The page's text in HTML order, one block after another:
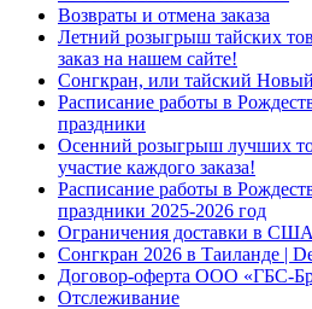
Возвраты и отмена заказа
Летний розыгрыш тайских
заказ на нашем сайте!
Сонгкран, или тайский
Расписание работы в
праздники
Осенний розыгрыш лучших
участие каждого заказа!
Расписание работы в
праздники 2025-2026 год
Ограничения доставки в США
Сонгкран 2026 в Таиланде |
Договор-оферта ООО «ГБС-
Отслеживание